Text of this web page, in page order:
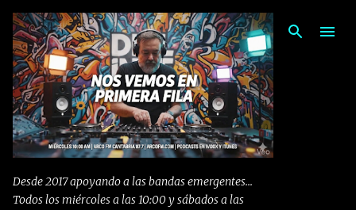
Ir al contenido principal
Desde 2017 apoyando a las bandas emergentes...
Todos los miércoles a las 10:00 y sábados a las